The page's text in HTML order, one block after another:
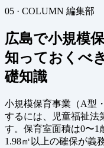
05 · COLUMN 編集部
広島で小規模
知っておくべ
礎知識
小規模保育事業（A型
するには、児童福祉法
す。保育室面積は0〜1
1.98㎡以上の確保が義